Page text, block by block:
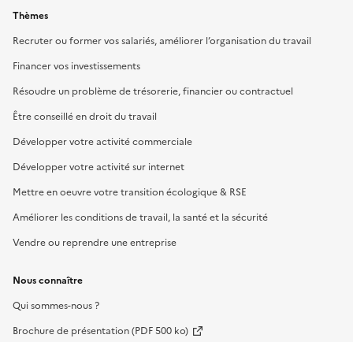
Thèmes
Recruter ou former vos salariés, améliorer l’organisation du travail
Financer vos investissements
Résoudre un problème de trésorerie, financier ou contractuel
Être conseillé en droit du travail
Développer votre activité commerciale
Développer votre activité sur internet
Mettre en oeuvre votre transition écologique & RSE
Améliorer les conditions de travail, la santé et la sécurité
Vendre ou reprendre une entreprise
Nous connaître
Qui sommes-nous ?
Brochure de présentation (PDF 500 ko)